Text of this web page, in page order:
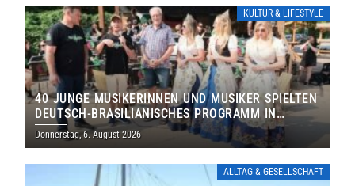
KULTUR & LIFESTYLE
40 JUNGE MUSIKERINNEN UND MUSIKER SPIELTEN
DEUTSCH-BRASILIANISCHES PROGRAMM IN
THOLEY
Donnerstag, 6. August 2026
ALLTAG & GESELLSCHAFT